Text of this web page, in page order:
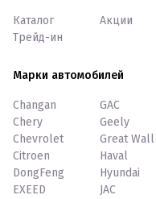
Каталог
Трейд-ин
Акции
Марки автомобилей
Changan
Chery
Chevrolet
Citroen
DongFeng
EXEED
GAC
Geely
Great Wall
Haval
Hyundai
JAC